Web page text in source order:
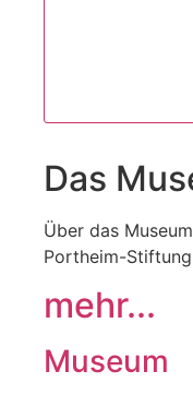
Das
Über das
Portheim-Stiftung
mehr...
Museum